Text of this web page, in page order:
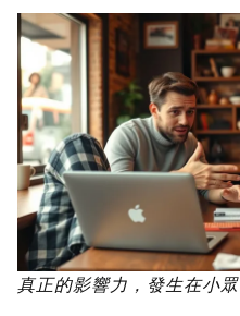
真正的影響力，發生在小